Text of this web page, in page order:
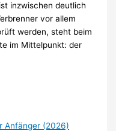
inzwischen deutlich
vor allem
werden, steht beim
im Mittelpunkt: der